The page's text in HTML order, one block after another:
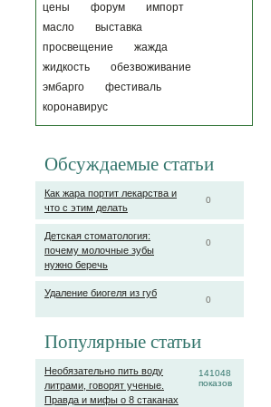
цены
форум
импорт
масло
выставка
просвещение
жажда
жидкость
обезвоживание
эмбарго
фестиваль
коронавирус
Обсуждаемые статьи
0
Как жара портит лекарства и
что с этим делать
0
Детская стоматология:
почему молочные зубы
нужно беречь
0
Удаление биогеля из губ
Популярные статьи
141048
показов
Необязательно пить воду
литрами, говорят ученые.
Правда и мифы о 8 стаканах